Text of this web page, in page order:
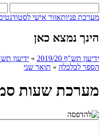
מערכת פניותאזור אישי
הינך נמצא כאן
ידיעון תש"ף 2019/20 » ידיעון תש"ף
הספר לכלכלה » תואר שני
מערכת שעות